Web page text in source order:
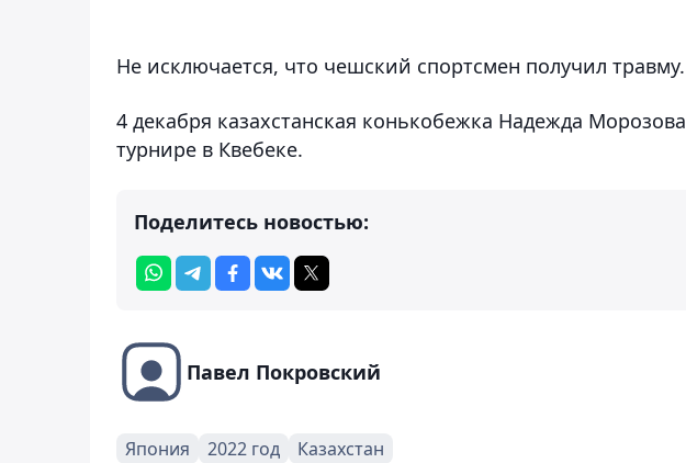
Не исключается, что чешский спортсмен получил травму.
4 декабря казахстанская конькобежка Надежда Морозова
турнире в Квебеке.
Поделитесь новостью:
Павел Покровский
Япония 2022 год Казахстан